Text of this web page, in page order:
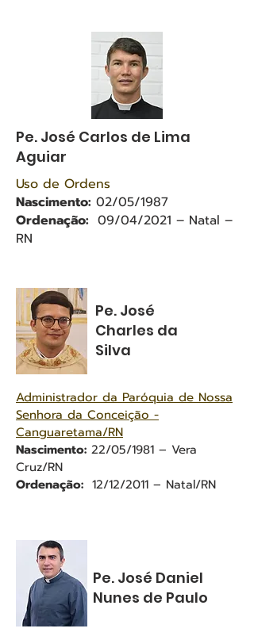
Pe. José Carlos de Lima
Aguiar
Uso de Ordens
Nascimento: 02/05/1987
Ordenação: 09/04/2021 – Natal –
RN
Pe. José
Charles da
Silva
Administrador da Paróquia de Nossa
Senhora da Conceição -
Canguaretama/RN
Nascimento: 22/05/1981 – Vera
Cruz/RN
Ordenação: 12/12/2011 – Natal/RN
Pe. José Daniel
Nunes de Paulo